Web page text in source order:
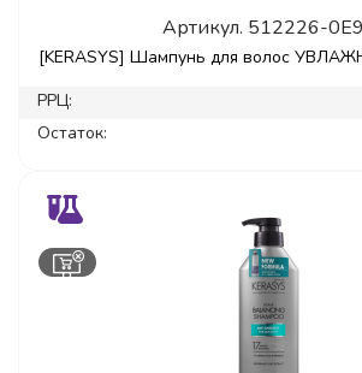
Артикул. 512226-
[KERASYS] Шампунь для волос
РРЦ:
Остаток: